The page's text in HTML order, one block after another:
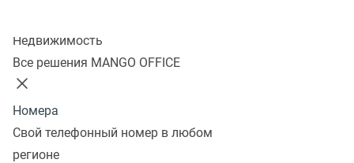
Недвижимость
Все решения MANGO OFFICE
Номера
Свой телефонный номер в любом
регионе
в 3 раза
быстрей обрабатывается клиентская база
на 47%